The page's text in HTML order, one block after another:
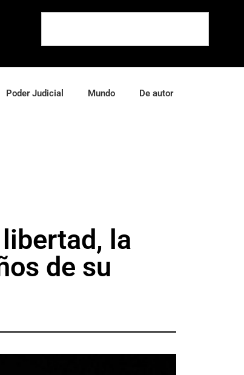
Poder Judicial Mundo De autor
la
de su